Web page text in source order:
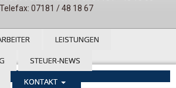
. Telefax: 07181 / 48 18 67
LEISTUNGEN
STEUER-NEWS
KONTAKT